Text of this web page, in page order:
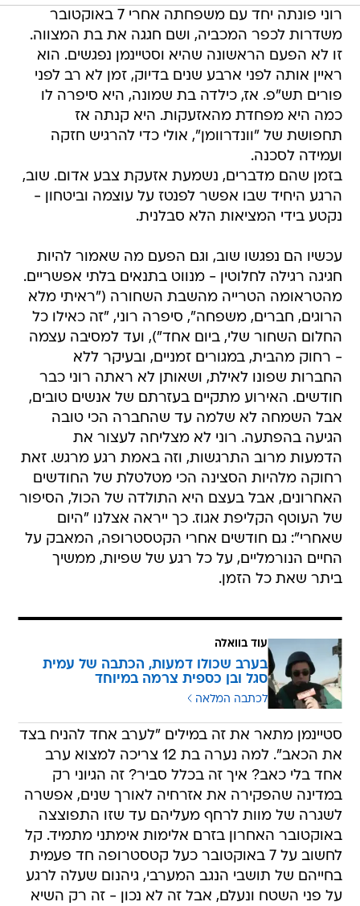
רוני פונתה יחד עם משפחתה אחרי 7 באוקטובר
משדרות לכפר המכביה, ושם חגגה את בת המצווה.
זו לא הפעם הראשונה שהיא וסטיינמן נפגשים. הוא
ראיין אותה לפני ארבע שנים בדיוק, זמן לא רב לפני
פורים תש"פ. אז, כילדה בת שמונה, היא סיפרה לו
כמה היא מפחדת מהאזעקות. היא קנתה אז
תחפושת של "וונדרוומן", אולי כדי להרגיש חזקה
ועמידה לסכנה.
בזמן שהם מדברים, נשמעת אזעקת צבע אדום. שוב,
הרגע היחיד שבו אפשר לפנטז על עוצמה וביטחון -
נקטע בידי המציאות הלא סבלנית.
עכשיו הם נפגשו שוב, וגם הפעם מה שאמור להיות
חגיגה רגילה לחלוטין - מנווט בתנאים בלתי אפשריים.
מהטראומה הטרייה מהשבת השחורה ("ראיתי מלא
הרוגים, חברים, משפחה", סיפרה רוני, "זה כאילו כל
החלום השחור שלי, ביום אחד"), ועד למסיבה עצמה
- רחוק מהבית, במגורים זמניים, ובעיקר ללא
החברות שפונו לאילת, ושאותן לא ראתה רוני כבר
חודשים. האירוע מתקיים בעזרתם של אנשים טובים,
אבל השמחה לא שלמה עד שהחברה הכי טובה
הגיעה בהפתעה. רוני לא מצליחה לעצור את
הדמעות מרוב התרגשות, וזה באמת רגע מרגש. זאת
רחוקה מלהיות הסצינה הכי מטלטלת של החודשים
האחרונים, אבל בעצם היא התולדה של הכול, הסיפור
של העוטף הקליפת אגוז. כך ייראה אצלנו "היום
שאחרי": גם חודשים אחרי הקטסטרופה, המאבק על
החיים הנורמליים, על כל רגע של שפיות, ממשיך
ביתר שאת כל הזמן.
עוד בוואלה
בערב שכולו דמעות, הכתבה של עמית
סגל ובן כספית צרמה במיוחד
לכתבה המלאה
סטיינמן מתאר את זה במילים "לערב אחד להניח בצד
את הכאב". למה נערה בת 12 צריכה למצוא ערב
אחד בלי כאב? איך זה בכלל סביר? זה הגיוני רק
במדינה שהפקירה את אזרחיה לאורך שנים, אפשרה
לשגרה של מוות לרחף מעליהם עד שזו התפוצצה
באוקטובר האחרון בזרם אלימות אימתני מתמיד. קל
לחשוב על 7 באוקטובר כעל קטסטרופה חד פעמית
בחייהם של תושבי הנגב המערבי, גיהנום שעלה לרגע
על פני השטח ונעלם, אבל זה לא נכון - זה רק השיא